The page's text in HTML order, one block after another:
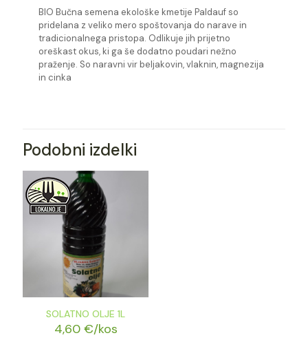
BIO Bučna semena ekološke kmetije Paldauf so
pridelana z veliko mero spoštovanja do narave in
tradicionalnega pristopa. Odlikuje jih prijetno
oreškast okus, ki ga še dodatno poudari nežno
praženje. So naravni vir beljakovin, vlaknin, magnezija
in cinka
Podobni izdelki
SOLATNO OLJE 1L
4,60 €/kos